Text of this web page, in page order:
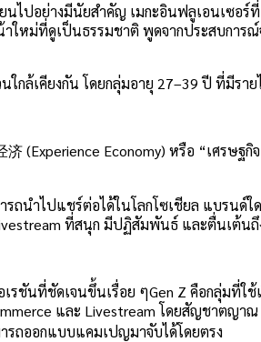
ปอย่างมีนัยสำคัญ เมกะอินฟลูเอนเซอร์
ใหม่ที่ดูเป็นธรรมชาติ พูดจากประสบกา
ล้เคียงกัน โดยกลุ่มอายุ 27–39 ปี ที่มีรา
Economy) หรือ “เศรษฐ
นำไปแชร์ต่อได้ในโลกโซเชียล แบรนด์
ที่สนุก มีปฏิสัมพันธ์ และตื่นเต้นถึ
ชันที่ชัดเจนขึ้นเรื่อย ๆGen Z คือกลุ่มที่ใ
และ Livestream โดยสัญชาตญา
ถออกแบบแคมเปญมาจับได้โดยตรง